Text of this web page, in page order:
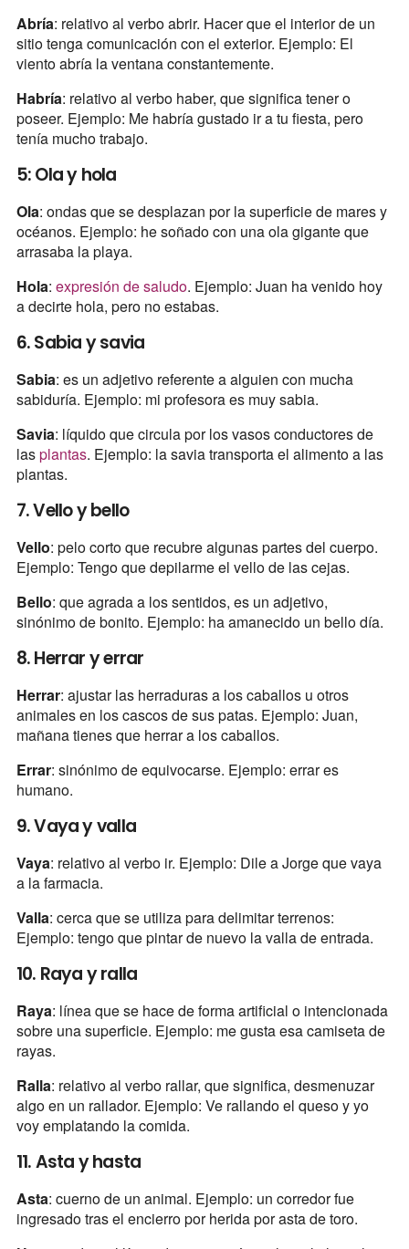
Abría: relativo al verbo abrir. Hacer que el interior de un
sitio tenga comunicación con el exterior. Ejemplo: El
viento abría la ventana constantemente.
Habría: relativo al verbo haber, que significa tener o
poseer. Ejemplo: Me habría gustado ir a tu fiesta, pero
tenía mucho trabajo.
5: Ola y hola
Ola: ondas que se desplazan por la superficie de mares y
océanos. Ejemplo: he soñado con una ola gigante que
arrasaba la playa.
Hola: expresión de saludo. Ejemplo: Juan ha venido hoy
a decirte hola, pero no estabas.
6. Sabia y savia
Sabia: es un adjetivo referente a alguien con mucha
sabiduría. Ejemplo: mi profesora es muy sabia.
Savia: líquido que circula por los vasos conductores de
lasplantas. Ejemplo: la savia transporta el alimento a las
plantas.
7. Vello y bello
Vello: pelo corto que recubre algunas partes del cuerpo.
Ejemplo: Tengo que depilarme el vello de las cejas.
Bello: que agrada a los sentidos, es un adjetivo,
sinónimo de bonito. Ejemplo: ha amanecido un bello día.
8. Herrar y errar
Herrar: ajustar las herraduras a los caballos u otros
animales en los cascos de sus patas. Ejemplo: Juan,
mañana tienes que herrar a los caballos.
Errar: sinónimo de equivocarse. Ejemplo: errar es
humano.
9. Vaya y valla
Vaya: relativo al verbo ir. Ejemplo: Dile a Jorge que vaya
a la farmacia.
Valla: cerca que se utiliza para delimitar terrenos:
Ejemplo: tengo que pintar de nuevo la valla de entrada.
10. Raya y ralla
Raya: línea que se hace de forma artificial o intencionada
sobre una superficie. Ejemplo: me gusta esa camiseta de
rayas.
Ralla: relativo al verbo rallar, que significa, desmenuzar
algo en un rallador. Ejemplo: Ve rallando el queso y yo
voy emplatando la comida.
11. Asta y hasta
Asta: cuerno de un animal. Ejemplo: un corredor fue
ingresado tras el encierro por herida por asta de toro.